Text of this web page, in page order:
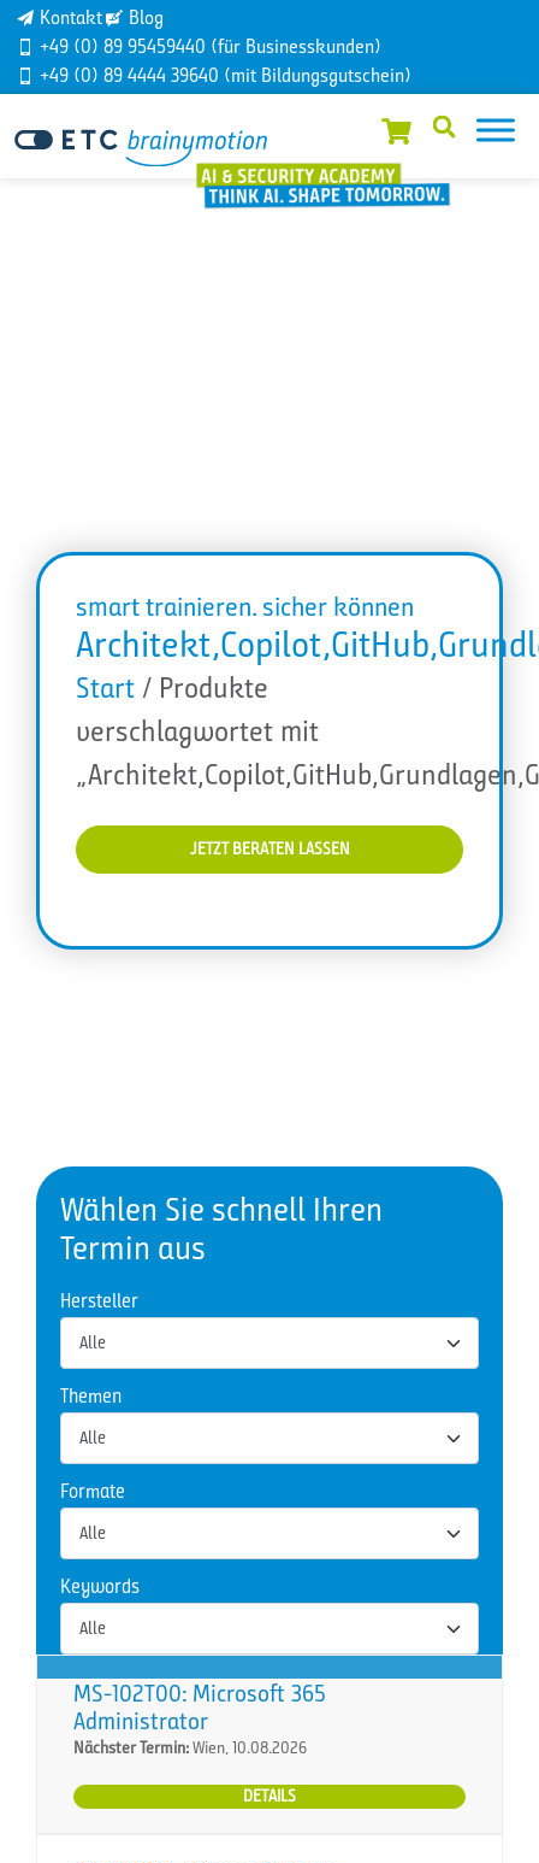
Kontakt
Blog
+49 (0) 89 95459440 (für Businesskunden)
+49 (0) 89 4444 39640 (mit Bildungsgutschein)
smart trainieren. sicher können
Start / Produkte
verschlagwortet mit
JETZT BERATEN LASSEN
Wählen Sie schnell Ihren
Termin aus
Hersteller
Themen
Formate
Keywords
MS-102T00: Microsoft 365
Administrator
Nächster Termin:Wien, 10.08.2026
DETAILS